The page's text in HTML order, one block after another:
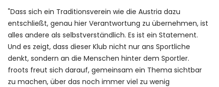
"Dass sich ein Traditionsverein wie die Austria dazu
entschließt, genau hier Verantwortung zu übernehmen, ist
alles andere als selbstverständlich. Es ist ein Statement.
Und es zeigt, dass dieser Klub nicht nur ans Sportliche
denkt, sondern an die Menschen hinter dem Sportler.
froots freut sich darauf, gemeinsam ein Thema sichtbar
zu machen, über das noch immer viel zu wenig